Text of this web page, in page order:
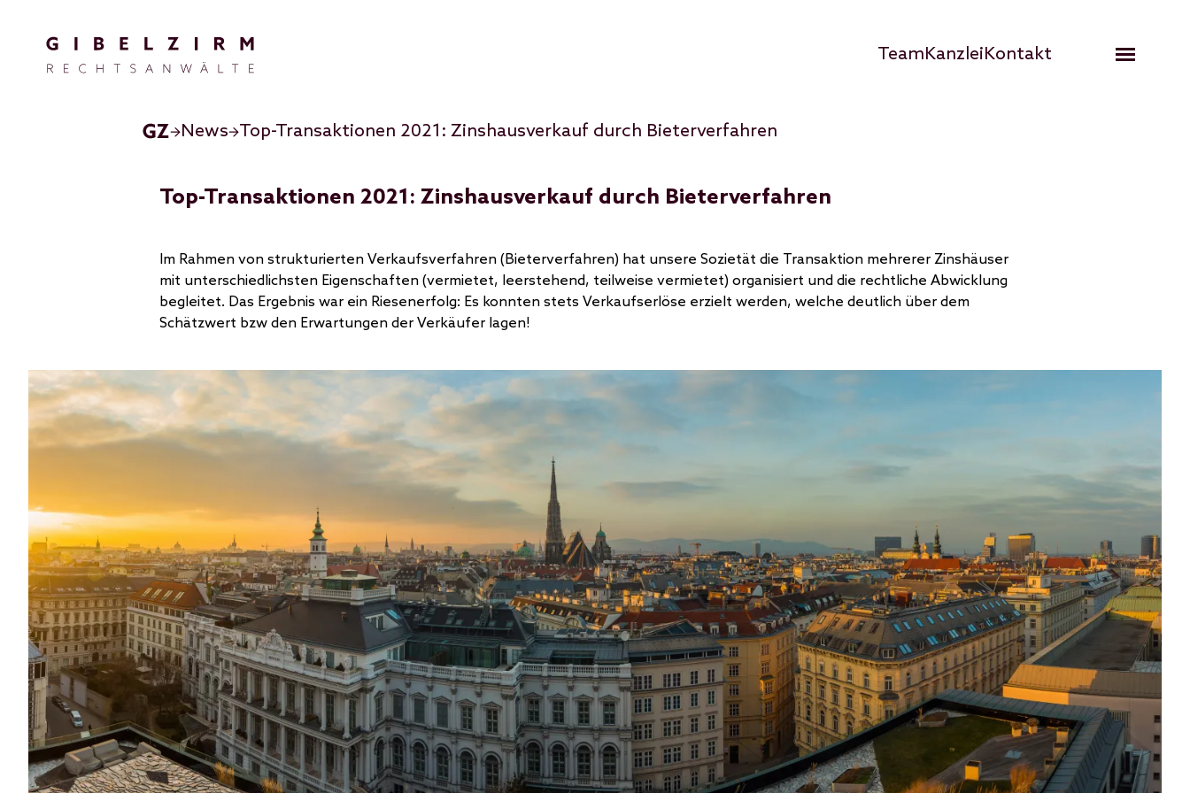
TeamKanzleiKontakt Open
News Top-Transaktionen 2021: Zinshausverkauf durch Bieterverfahren
Top-Transaktionen 2021: Zinshausverkauf durch Bieterverfahren
Im Rahmen von strukturierten Verkaufsverfahren (Bieterverfahren) hat unsere Sozietät die Transaktion mehrerer Zinshäuser
mit unterschiedlichsten Eigenschaften (vermietet, leerstehend, teilweise vermietet) organisiert und die rechtliche Abwicklung
begleitet. Das Ergebnis war ein Riesenerfolg: Es konnten stets Verkaufserlöse erzielt werden, welche deutlich über dem
Schätzwert bzw den Erwartungen der Verkäufer lagen!